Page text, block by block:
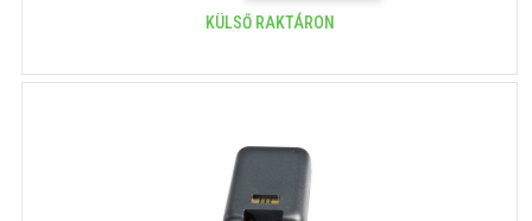
KÜLSŐ RAKTÁRON